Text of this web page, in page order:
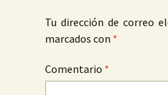
Tu dirección de correo
marcados con *
Comentario *